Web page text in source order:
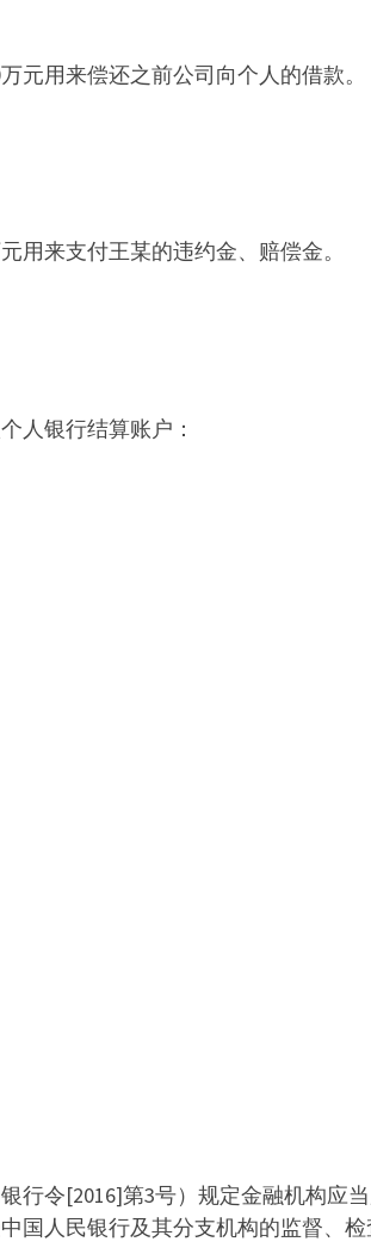
元用来偿还之前公司向个人的借款。
用来支付王某的违约金、赔偿金。
人银行结算账户：
行令[2016]第3号）规定金融机构应
国人民银行及其分支机构的监督、检